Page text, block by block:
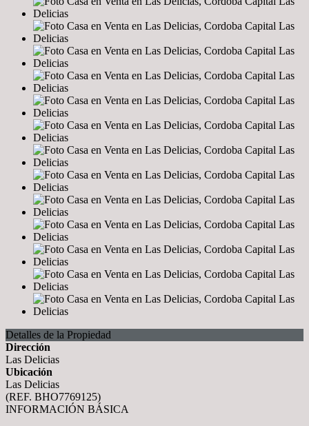
Detalles de la Propiedad
Dirección
Las Delicias
Ubicación
Las Delicias
(REF. BHO7769125)
INFORMACIÓN BÁSICA